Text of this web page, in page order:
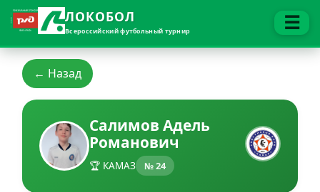
ЛОКОБОЛ
Всероссийский футбольный турнир ☰
← Назад
Салимов Адель
Романович
🏆 КАМАЗ № 24